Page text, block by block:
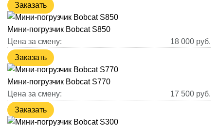
Заказать
Мини-погрузчик Bobcat S850
Цена за смену:
18 000 руб.
Заказать
Мини-погрузчик Bobcat S770
Цена за смену:
17 500 руб.
Заказать